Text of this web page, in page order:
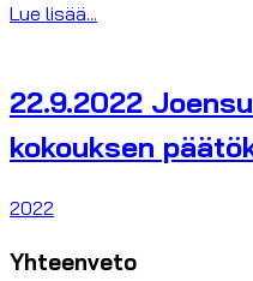
Lue lisää...
22.9.2022
kokouksen
2022
Yhteenveto